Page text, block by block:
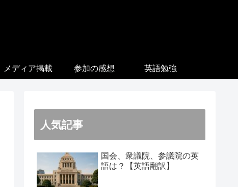
メディア掲載 参加の感想 英語勉強
人気記事
国会、衆議院、参議院の英
語は？【英語翻訳】